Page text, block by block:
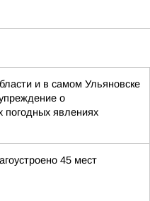
и в самом Ульяновске
о
погодных явлениях
45 мест